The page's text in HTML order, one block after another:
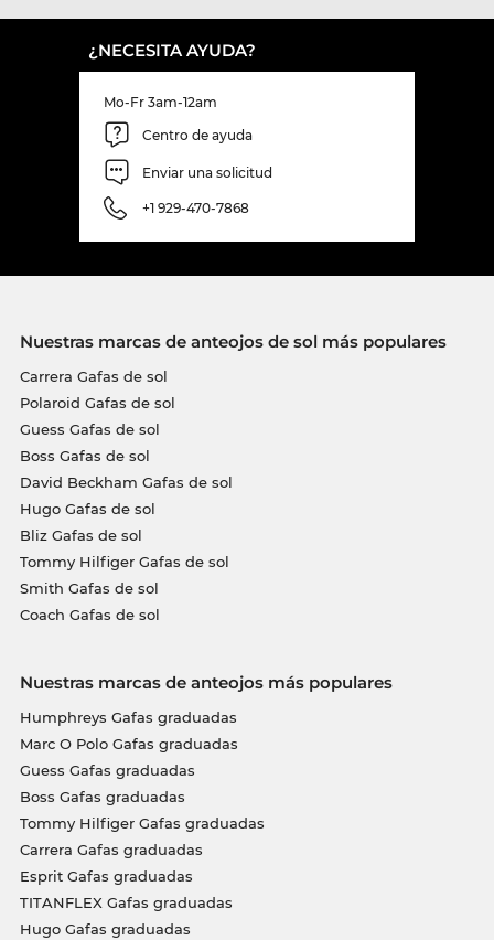
¿NECESITA AYUDA?
Mo-Fr 3am-12am
Centro de ayuda
Enviar una solicitud
+1 929-470-7868
Nuestras marcas de anteojos de sol más populares
Carrera Gafas de sol
Polaroid Gafas de sol
Guess Gafas de sol
Boss Gafas de sol
David Beckham Gafas de sol
Hugo Gafas de sol
Bliz Gafas de sol
Tommy Hilfiger Gafas de sol
Smith Gafas de sol
Coach Gafas de sol
Nuestras marcas de anteojos más populares
Humphreys Gafas graduadas
Marc O Polo Gafas graduadas
Guess Gafas graduadas
Boss Gafas graduadas
Tommy Hilfiger Gafas graduadas
Carrera Gafas graduadas
Esprit Gafas graduadas
TITANFLEX Gafas graduadas
Hugo Gafas graduadas